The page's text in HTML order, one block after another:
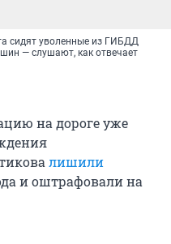
сидят уволенные из ГИБДД
— слушают, как отвечает
на дороге уже
лишили
и оштрафовали на